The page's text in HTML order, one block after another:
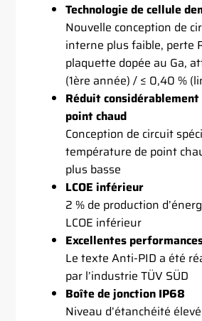
Technologie de cellule
Nouvelle conception de
interne plus faible, perte
plaquette dopée au Ga,
(1ère année) / ≤ 0,40 %
Réduit
point chaud
Conception de circuit
température de point
plus basse
LCOE inférieur
2 % de production
LCOE inférieur
Excellentes
Le texte Anti-PID a été
par l’industrie TÜV SÜD
Boîte de jonction IP68
Niveau d’étanchéité élevé